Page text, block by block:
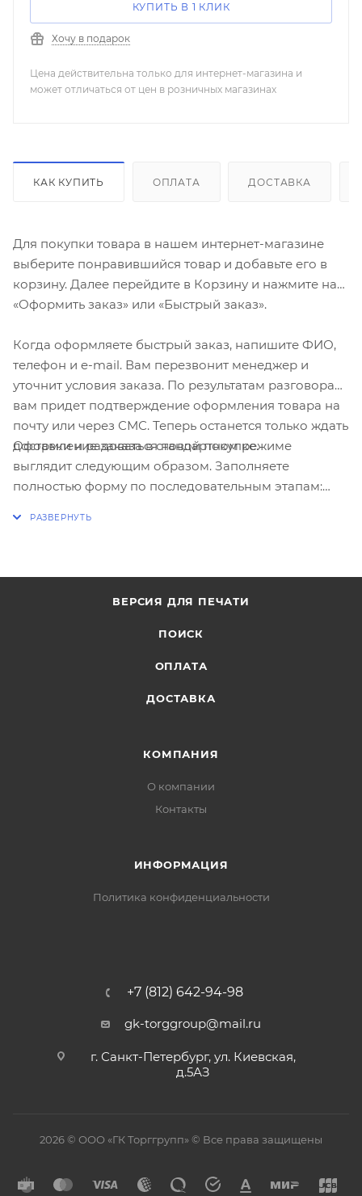
КУПИТЬ В 1 КЛИК
Хочу в подарок
Цена действительна только для интернет-магазина и
может отличаться от цен в розничных магазинах
КАК КУПИТЬ ОПЛАТА ДОСТАВКА
Для покупки товара в нашем интернет-магазине
выберите понравившийся товар и добавьте его в
корзину. Далее перейдите в Корзину и нажмите на
«Оформить заказ» или «Быстрый заказ».
Когда оформляете быстрый заказ, напишите ФИО,
телефон и e-mail. Вам перезвонит менеджер и
уточнит условия заказа. По результатам разговора
вам придет подтверждение оформления товара на
почту или через СМС. Теперь останется только ждать
доставки и радоваться новой покупке.
Оформление заказа в стандартном режиме
выглядит следующим образом. Заполняете
полностью форму по последовательным этапам:
ВЕРСИЯ ДЛЯ ПЕЧАТИ
ПОИСК
ОПЛАТА
ДОСТАВКА
КОМПАНИЯ
О компании
Контакты
ИНФОРМАЦИЯ
Политика конфиденциальности
+7 (812) 642-94-98
gk-torggroup@mail.ru
г. Санкт-Петербург, ул. Киевская,
д.5АЗ
2026 © ООО «ГК Торггрупп» © Все права защищены